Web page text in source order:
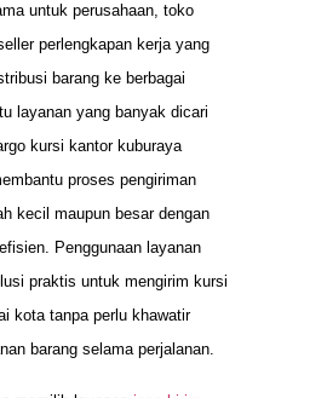
untuk perusahaan, toko
perlengkapan kerja yang
barang ke berbagai
layanan yang banyak dicari
kursi kantor kuburaya
proses pengiriman
kecil maupun besar dengan
Penggunaan layanan
praktis untuk mengirim kursi
kota tanpa perlu khawatir
barang selama perjalanan.